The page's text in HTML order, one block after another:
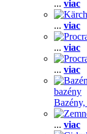
... viac
... viac
... viac
... viac
bazény
Bazény,
... viac